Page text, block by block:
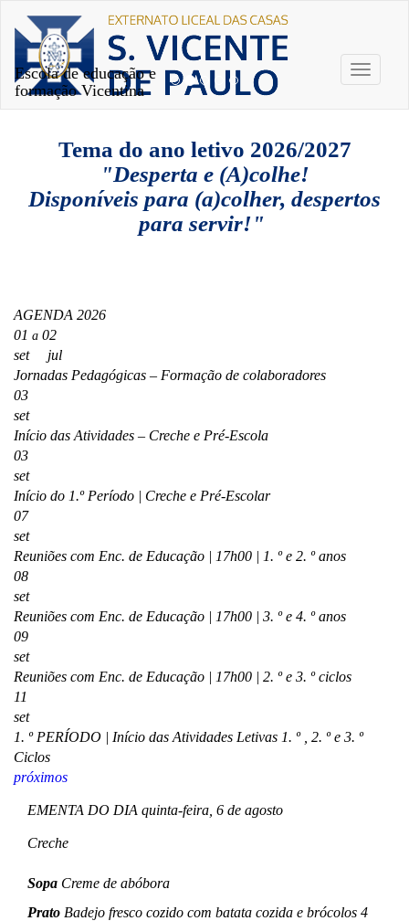
Toggle
Escola de educação e
formação Vicentina
Tema do ano letivo 2026/2027
"Desperta e (A)colhe!
Disponíveis para (a)colher, despertos
para servir!"
AGENDA 2026
01 a 02
set jul
Jornadas Pedagógicas – Formação de colaboradores
03
set
Início das Atividades – Creche e Pré-Escola
03
set
Início do 1.º Período | Creche e Pré-Escolar
07
set
Reuniões com Enc. de Educação | 17h00 | 1. º e 2. º anos
08
set
Reuniões com Enc. de Educação | 17h00 | 3. º e 4. º anos
09
set
Reuniões com Enc. de Educação | 17h00 | 2. º e 3. º ciclos
11
set
1. º PERÍODO | Início das Atividades Letivas 1. º , 2. º e 3. º
Ciclos
próximos
EMENTA DO DIA quinta-feira, 6 de agosto
Creche
Sopa Creme de abóbora
Prato Badejo fresco cozido com batata cozida e brócolos 4